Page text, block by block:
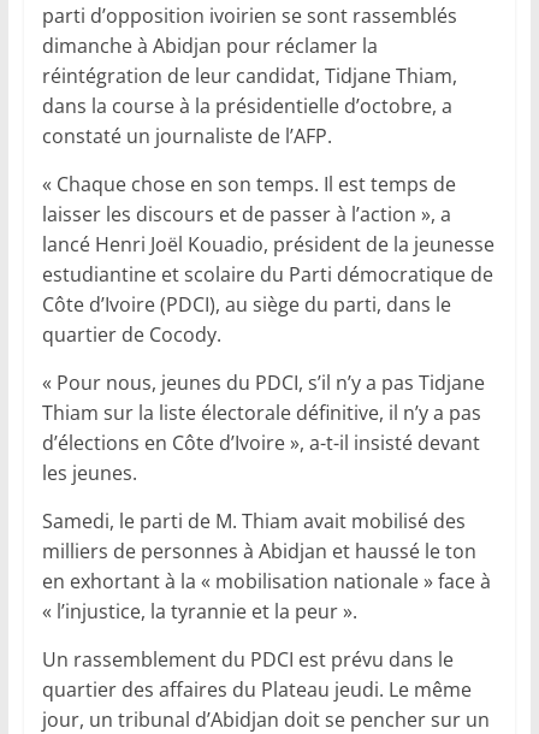
parti d’opposition ivoirien se sont rassemblés
dimanche à Abidjan pour réclamer la
réintégration de leur candidat, Tidjane Thiam,
dans la course à la présidentielle d’octobre, a
constaté un journaliste de l’AFP.
« Chaque chose en son temps. Il est temps de
laisser les discours et de passer à l’action », a
lancé Henri Joël Kouadio, président de la jeunesse
estudiantine et scolaire du Parti démocratique de
Côte d’Ivoire (PDCI), au siège du parti, dans le
quartier de Cocody.
« Pour nous, jeunes du PDCI, s’il n’y a pas Tidjane
Thiam sur la liste électorale définitive, il n’y a pas
d’élections en Côte d’Ivoire », a-t-il insisté devant
les jeunes.
Samedi, le parti de M. Thiam avait mobilisé des
milliers de personnes à Abidjan et haussé le ton
en exhortant à la « mobilisation nationale » face à
« l’injustice, la tyrannie et la peur ».
Un rassemblement du PDCI est prévu dans le
quartier des affaires du Plateau jeudi. Le même
jour, un tribunal d’Abidjan doit se pencher sur un